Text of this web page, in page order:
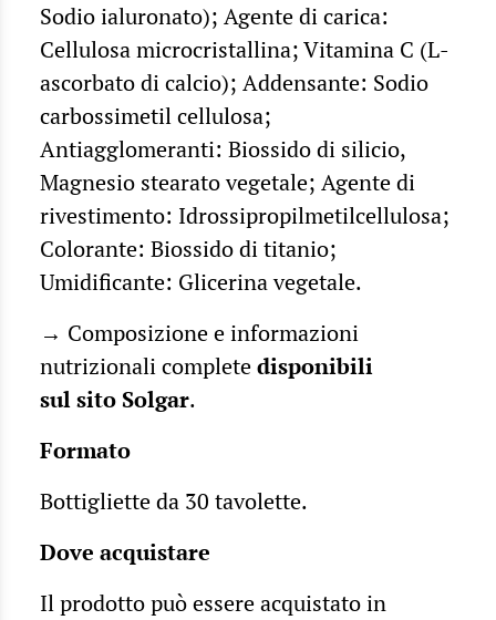
Sodio ialuronato); Agente di carica:
Cellulosa microcristallina; Vitamina C (L-
ascorbato di calcio); Addensante: Sodio
carbossimetil cellulosa;
Antiagglomeranti: Biossido di silicio,
Magnesio stearato vegetale; Agente di
rivestimento: Idrossipropilmetilcellulosa;
Colorante: Biossido di titanio;
Umidificante: Glicerina vegetale.
→ Composizione e informazioni
nutrizionali completedisponibili
sulsito Solgar.
Formato
Bottigliette da 30 tavolette.
Dove acquistare
Il prodotto può essere acquistato in